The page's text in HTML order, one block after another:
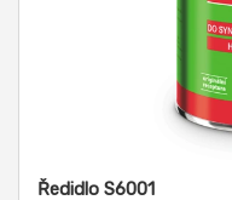
Ředidlo S6001